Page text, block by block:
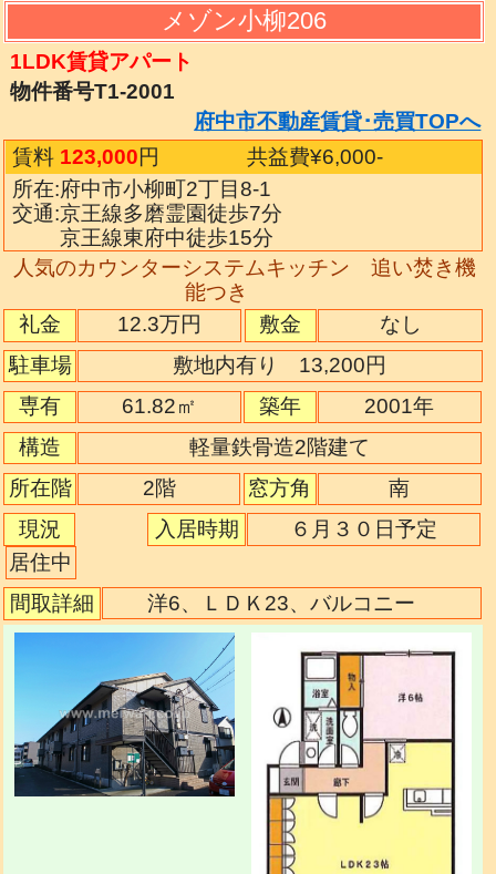
メゾン小柳206
1LDK賃貸アパート
物件番号T1-2001
府中市不動産賃貸･売買TOPへ
賃料 123,000円 共益費¥6,000-
所在:府中市小柳町2丁目8-1
交通:京王線多磨霊園徒歩7分
京王線東府中徒歩15分
人気のカウンターシステムキッチン 追い焚き機
能つき
礼金
12.3万円 敷金
なし
駐車場
敷地内有り 13,200円
専有
61.82㎡ 築年
2001年
構造
軽量鉄骨造2階建て
所在階
2階 窓方角
南
現況
居住中
入居時期 ６月３０日予定
間取詳細 洋6、ＬＤＫ23、バルコニー